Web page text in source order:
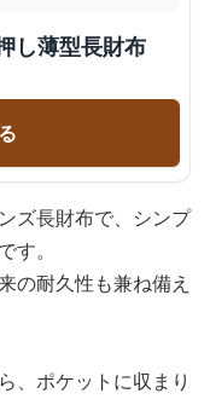
し薄型長財布
ズ長財布で、シンプ
す。
の耐久性も兼ね備え
、ポケットに収まり